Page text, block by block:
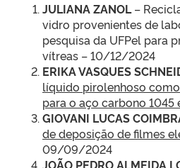
JULIANA ZANOL–
vidro provenientes de
pesquisa da UFPel para
vítreas – 10/12/2024
ERIKA VASQUES
líquido pirolenhoso
para o aço carbono 1045
GIOVANI LUCAS
de deposição de filmes
09/09/2024
JOÃO PEDRO ALMEIDA